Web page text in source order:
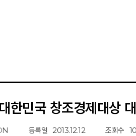
한민국 창조경제대상
등록일 2013.12.12 조회수